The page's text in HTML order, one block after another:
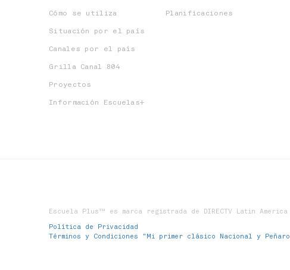
Cómo se utiliza
Situación por el país
Canales por el país
Grilla Canal 804
Proyectos
Información Escuelas+
Planificaciones
Escuela Plus™ es marca registrada de DIRECTV Latin
Política de Privacidad
Términos y Condiciones "Mi primer clásico Nacional y